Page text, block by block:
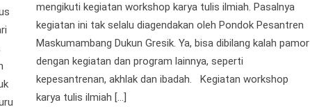
mengikuti kegiatan workshop karya tulis ilmiah. Pasalnya
kegiatan ini tak selalu diagendakan oleh Pondok Pesantren
Maskumambang Dukun Gresik. Ya, bisa dibilang kalah pamor
dengan kegiatan dan program lainnya, seperti
kepesantrenan, akhlak dan ibadah. Kegiatan workshop
karya tulis ilmiah […]